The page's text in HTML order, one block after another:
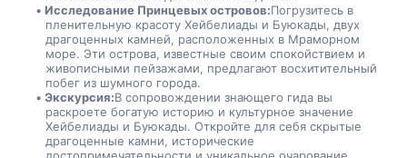
Исследование Принцевых островов:Погрузитесь в
пленительную красоту Хейбелиады и Буюкады, двух
драгоценных камней, расположенных в Мраморном
море. Эти острова, известные своим спокойствием и
живописными пейзажами, предлагают восхитительный
побег из шумного города.
Экскурсия:В сопровождении знающего гида вы
раскроете богатую историю и культурное значение
Хейбелиады и Буюкады. Откройте для себя скрытые
драгоценные камни, исторические